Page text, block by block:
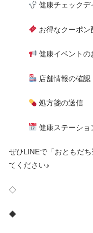
健康チェックデ
お得なクーポン
健康イベントの
店舗情報の確認
処方箋の送信
健康ステーシ
ぜひLINEで「おともだ
てください♪
◇
◆